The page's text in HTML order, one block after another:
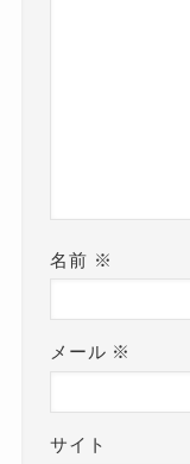
名前 ※
メール ※
サイト